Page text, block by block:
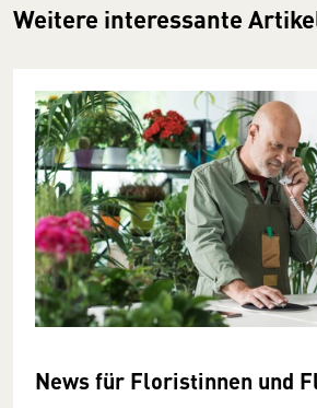
Weitere interessante
News für Floristinnen und